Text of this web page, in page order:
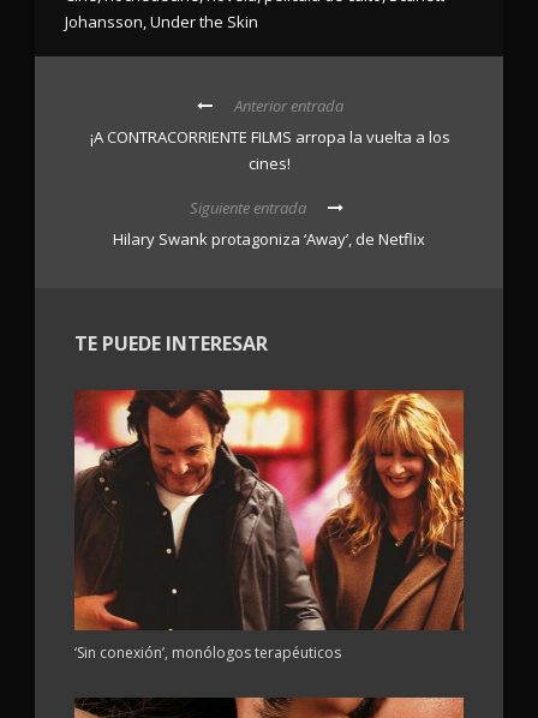
Johansson,Under the Skin
Anterior entrada
¡A CONTRACORRIENTE FILMS arropa la vuelta a los
cines!
Siguiente entrada
Hilary Swank protagoniza ‘Away’, de Netflix
TE PUEDE INTERESAR
‘Sin conexión’, monólogos terapéuticos